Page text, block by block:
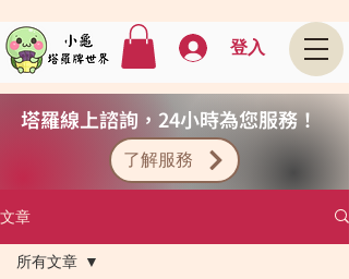
登入
塔羅線上諮詢，24小時為您服務！
了解服務
文章
所有文章